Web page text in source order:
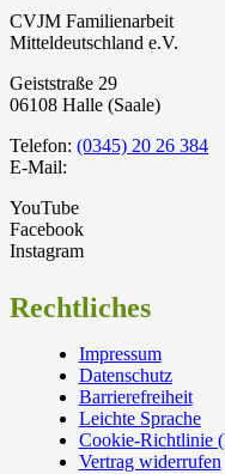
CVJM Familienarbeit
Mitteldeutschland e.V.
Geiststraße 29
06108 Halle (Saale)
Telefon: (0345) 20 26 384
E-Mail:
YouTube
Facebook
Instagram
Rechtliches
Impressum
Datenschutz
Barrierefreiheit
Leichte Sprache
Cookie-Richtlinie
Vertrag widerrufen